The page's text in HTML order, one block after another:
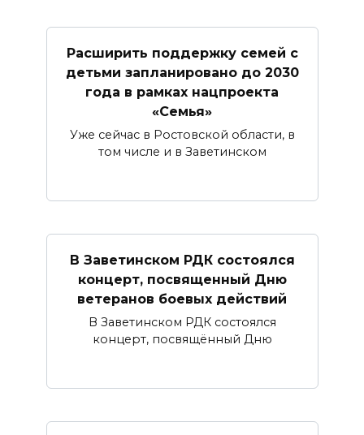
Расширить поддержку семей с
детьми запланировано до 2030
года в рамках нацпроекта
«Семья»
Уже сейчас в Ростовской области, в
том числе и в Заветинском
В Заветинском РДК состоялся
концерт, посвященный Дню
ветеранов боевых действий
В Заветинском РДК состоялся
концерт, посвящённый Дню